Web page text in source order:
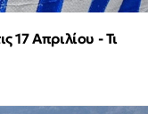
17 Απριλίου - Τι